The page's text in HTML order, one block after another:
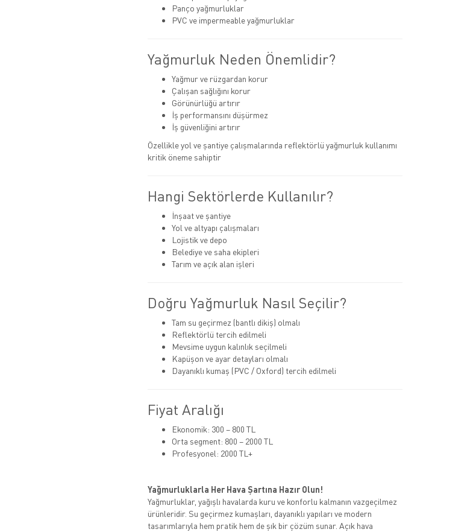
Panço yağmurluklar
PVC ve impermeable yağmurluklar
Yağmurluk Neden Önemlidir?
Yağmur ve rüzgardan korur
Çalışan sağlığını korur
Görünürlüğü artırır
İş performansını düşürmez
İş güvenliğini artırır
Özellikle yol ve şantiye çalışmalarında reflektörlü yağmurluk kullanımı
kritik öneme sahiptir
Hangi Sektörlerde Kullanılır?
İnşaat ve şantiye
Yol ve altyapı çalışmaları
Lojistik ve depo
Belediye ve saha ekipleri
Tarım ve açık alan işleri
Doğru Yağmurluk Nasıl Seçilir?
Tam su geçirmez (bantlı dikiş) olmalı
Reflektörlü tercih edilmeli
Mevsime uygun kalınlık seçilmeli
Kapüşon ve ayar detayları olmalı
Dayanıklı kumaş (PVC / Oxford) tercih edilmeli
Fiyat Aralığı
Ekonomik: 300 – 800 TL
Orta segment: 800 – 2000 TL
Profesyonel: 2000 TL+
Yağmurluklarla Her Hava Şartına Hazır Olun!
Yağmurluklar, yağışlı havalarda kuru ve konforlu kalmanın vazgeçilmez
ürünleridir. Su geçirmez kumaşları, dayanıklı yapıları ve modern
tasarımlarıyla hem pratik hem de şık bir çözüm sunar. Açık hava